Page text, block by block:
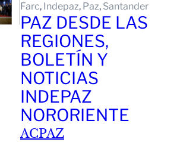
Farc, Indepaz, Paz, Santander
PAZ DESDE LAS
REGIONES,
BOLETÍN Y
NOTICIAS
INDEPAZ
NORORIENTE
ACPAZ